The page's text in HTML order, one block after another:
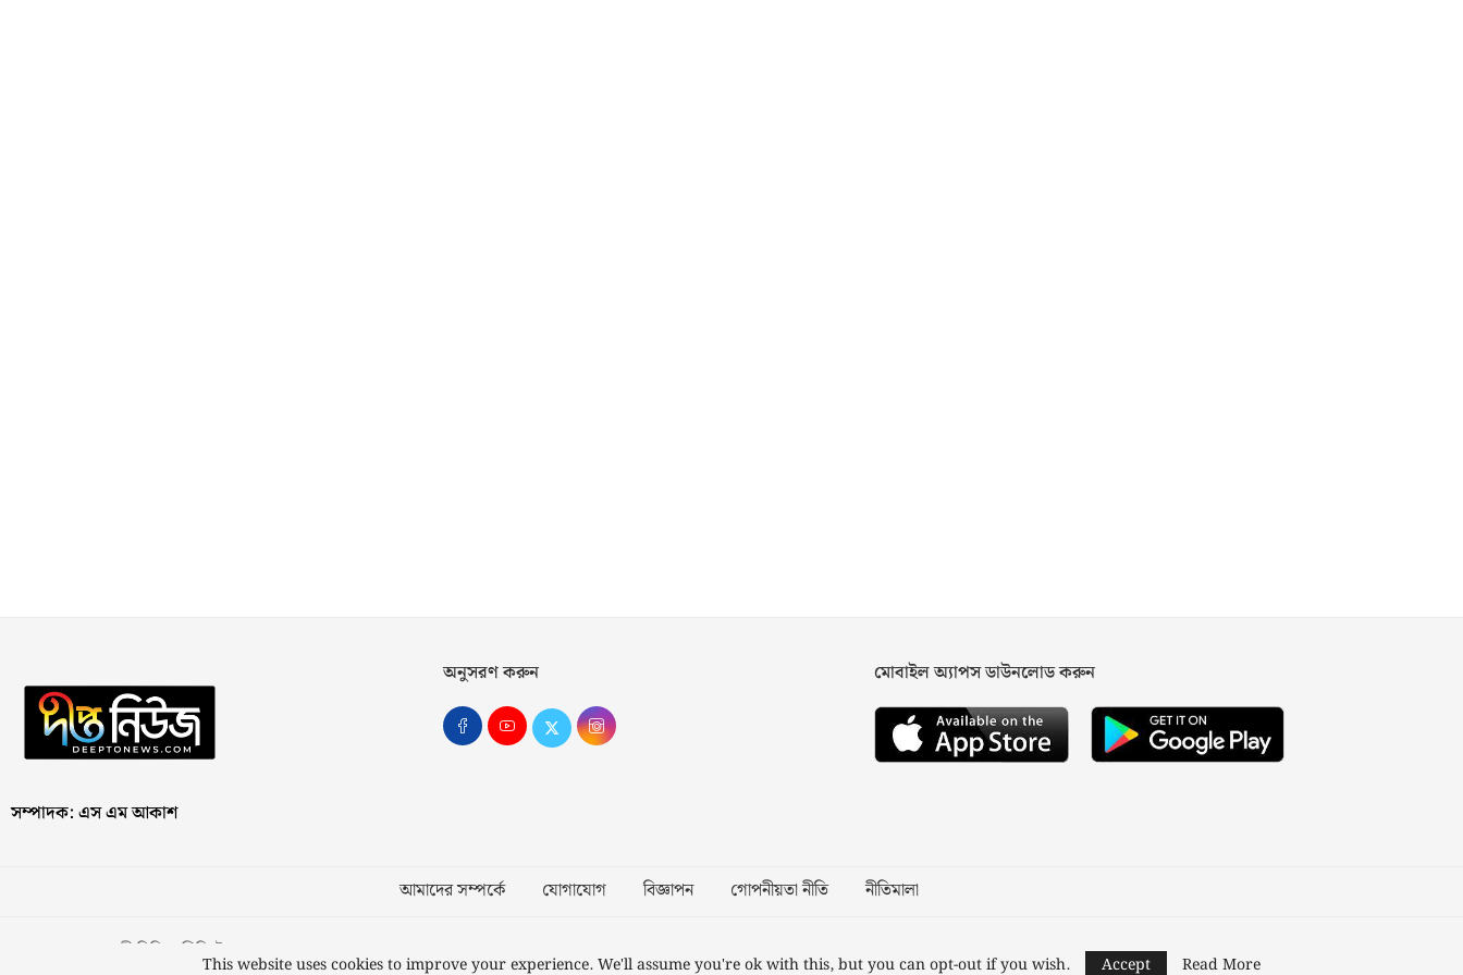
সম্পাদক: এস এম আকাশ
অনুসরণ করুন মোবাইল অ্যাপস ডাউনলোড করুন
আমাদের সম্পর্কে যোগাযোগ বিজ্ঞাপন গোপনীয়তা নীতি নীতিমালা
স্বত্ব © ২০২৩ কাজী মিডিয়া লিমিটেড Designed and Developed byNusratech Pte Ltd.
This website uses cookies to improve your experience. We'll assume you're ok with this, but you can opt-out if you wish. Accept Read More